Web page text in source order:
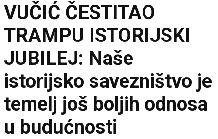
VUČIĆ ČESTITAO
TRAMPU ISTORIJSKI
JUBILEJ: Naše
istorijsko savezništvo je
temelj još boljih odnosa
u budućnosti